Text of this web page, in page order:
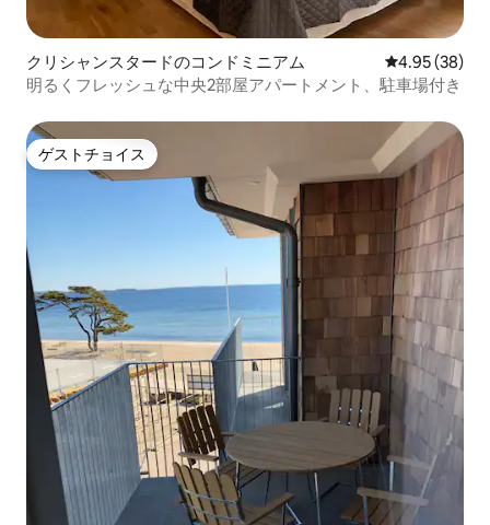
クリシャンスタードのコンドミニアム レビュー38
4.95 (38)
明るくフレッシュな中央2部屋アパートメント、駐車場付き
ゲストチョイス
ゲストチョイス